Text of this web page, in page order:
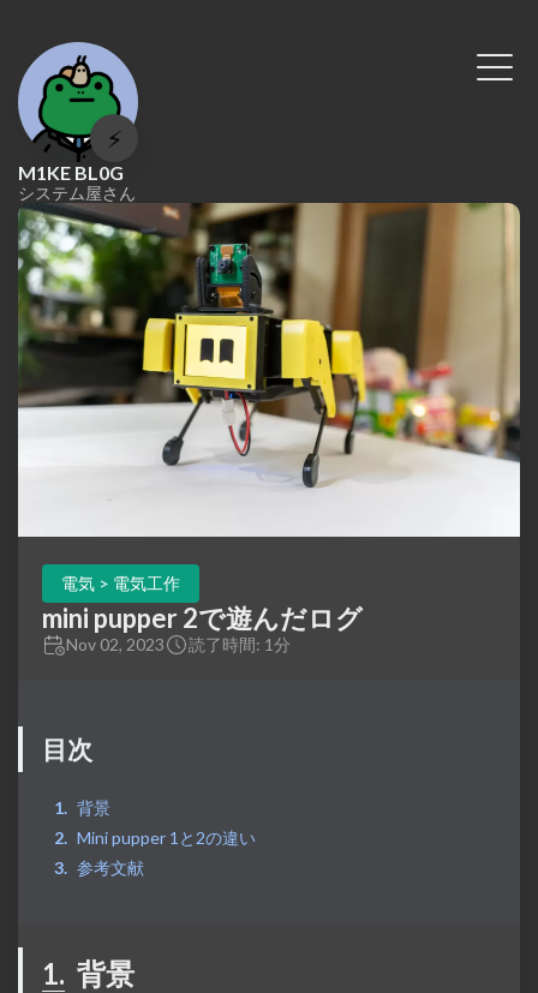
⚡
M1KE BL0G
システム屋さん
電気 > 電気工作
mini pupper 2で遊んだログ
Nov 02, 2023 読了時間: 1分
目次
背景
Mini pupper 1と2の違い
参考文献
1. 背景